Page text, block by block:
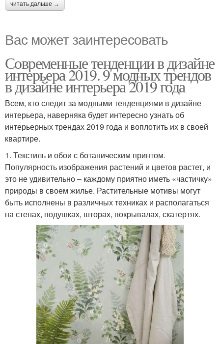
читать дальше →
Вас может заинтересовать
Современные тенденции в дизайне
интерьера 2019. 9 модных трендов
в дизайне интерьера 2019 года
Всем, кто следит за модными тенденциями в дизайне
интерьера, наверняка будет интересно узнать об
интерьерных трендах 2019 года и воплотить их в своей
квартире.
1. Текстиль и обои с ботаническим принтом.
Популярность изображения растений и цветов растет, и
это не удивительно – каждому приятно иметь «частичку»
природы в своем жилье. Растительные мотивы могут
быть исполнены в различных техниках и располагаться
на стенах, подушках, шторах, покрывалах, скатертях.